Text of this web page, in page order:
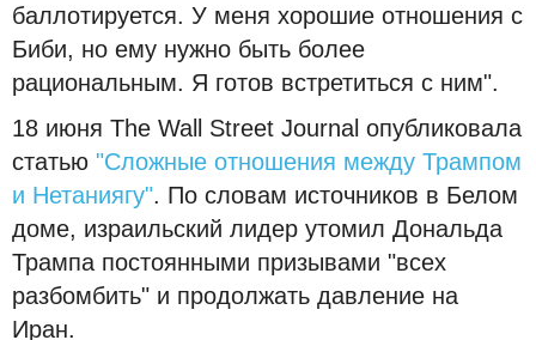
баллотируется. У меня хорошие отношения с
Биби, но ему нужно быть более
рациональным. Я готов встретиться с ним".
18 июня The Wall Street Journal опубликовала
статью "Сложные отношения между Трампом
и Нетаниягу". По словам источников в Белом
доме, израильский лидер утомил Дональда
Трампа постоянными призывами "всех
разбомбить" и продолжать давление на
Иран.